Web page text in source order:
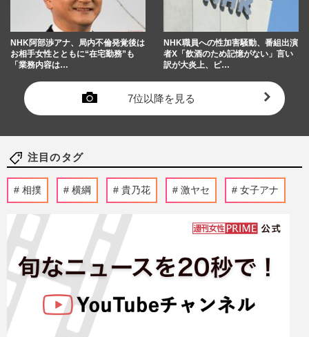
NHK阿部渉アナ、局内不倫発覚後は
お相手女性とともに“在宅勤務”も
「業務内容は…
NHK職員への性加害騒動、番組出演
者X「飲酒のため記憶がない」言い
訳が大炎上、ピ…
7位以降を見る
注目のタグ
相撲 横綱 貴乃花 激ヤセ 女子アナ